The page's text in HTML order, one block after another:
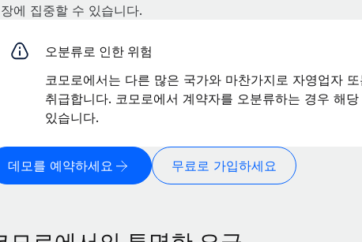
에 집중할 수 있습니다.
오분류로 인한 위험
코모로에서는 다른 많은 국가와 마찬가지로 자영업자
취급합니다. 코모로에서 계약자를 오분류하는 경우 해
있습니다.
데모를 예약하세요 무료로 가입하세요